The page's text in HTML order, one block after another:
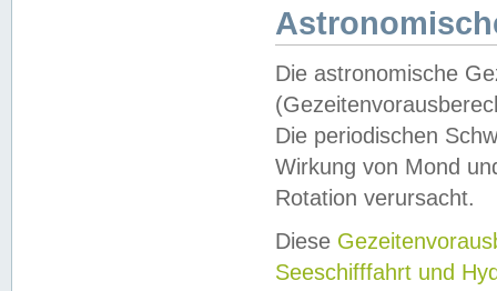
Die astronomische
Die periodischen
Wirkung von Mond
Rotation verursacht.
Diese
Seeschifffahrt und